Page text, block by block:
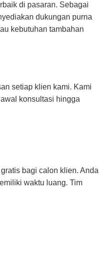
di pasaran. Sebagai
dukungan purna
kebutuhan tambahan
setiap klien kami. Kami
konsultasi hingga
bagi calon klien. Anda
waktu luang. Tim